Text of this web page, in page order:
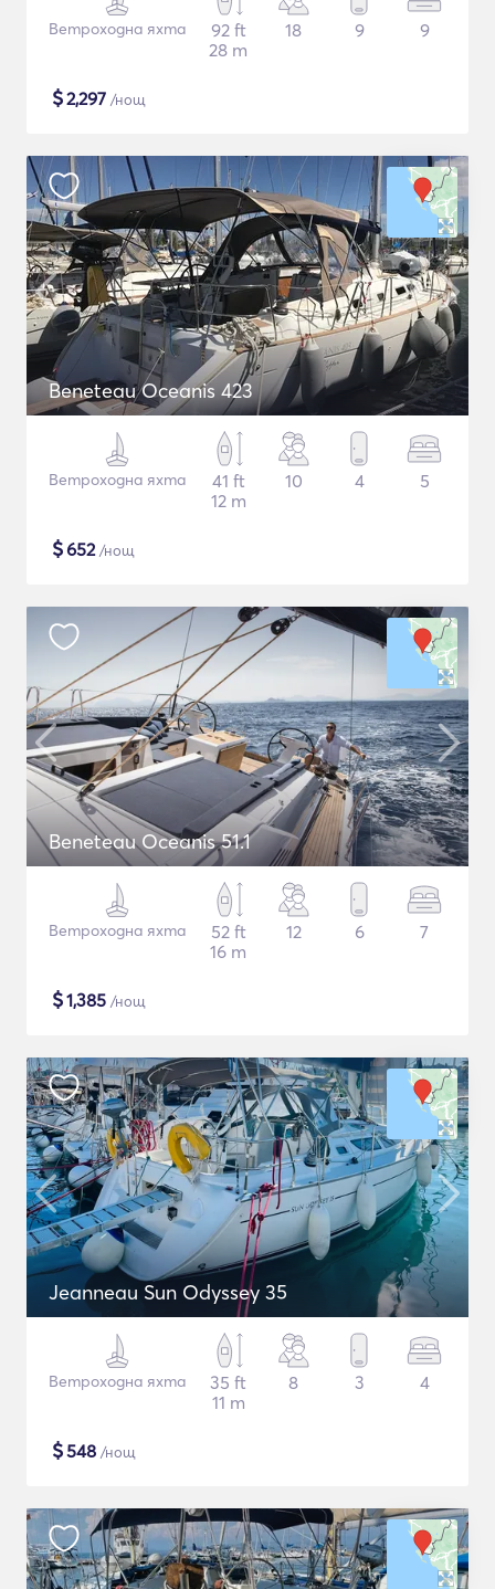
Ветроходна яхта
92 ft
28 m
18 9 9
$2,297 /нощ
Beneteau Oceanis 423
Ветроходна яхта
41 ft
12 m
10 4 5
$652/нощ
Beneteau Oceanis 51.1
Ветроходна яхта
52 ft
16 m
12 6 7
$1,385 /нощ
Jeanneau Sun Odyssey 35
Ветроходна яхта
35 ft
11 m
8 3 4
$548 /нощ